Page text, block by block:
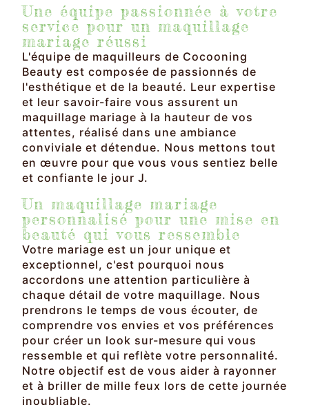
Une équipe passionnée à votre
service pour un maquillage
mariage réussi
L'équipe de maquilleurs de Cocooning
Beauty est composée de passionnés de
l'esthétique et de la beauté. Leur expertise
et leur savoir-faire vous assurent un
maquillage mariage à la hauteur de vos
attentes, réalisé dans une ambiance
conviviale et détendue. Nous mettons tout
en œuvre pour que vous vous sentiez belle
et confiante le jour J.
Un maquillage mariage
personnalisé pour une mise en
beauté qui vous ressemble
Votre mariage est un jour unique et
exceptionnel, c'est pourquoi nous
accordons une attention particulière à
chaque détail de votre maquillage. Nous
prendrons le temps de vous écouter, de
comprendre vos envies et vos préférences
pour créer un look sur-mesure qui vous
ressemble et qui reflète votre personnalité.
Notre objectif est de vous aider à rayonner
et à briller de mille feux lors de cette journée
inoubliable.